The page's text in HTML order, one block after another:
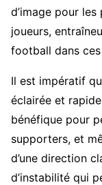
d’image pour
joueurs,
football dans
Il est impératif
éclairée et
bénéfique pour
supporters, et
d’une direction
d’instabilité qui